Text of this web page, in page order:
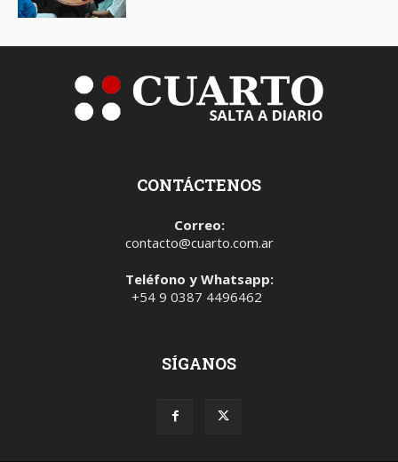
CONTÁCTENOS
Correo:
contacto@cuarto.com.ar
Teléfono y Whatsapp:
+54 9 0387 4496462
SÍGANOS